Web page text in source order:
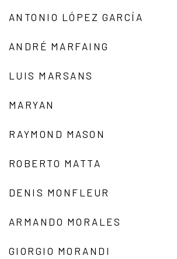
ANTONIO LÓPEZ GARCÍA
ANDRÉ MARFAING
LUIS MARSANS
MARYAN
RAYMOND MASON
ROBERTO MATTA
DENIS MONFLEUR
ARMANDO MORALES
GIORGIO MORANDI